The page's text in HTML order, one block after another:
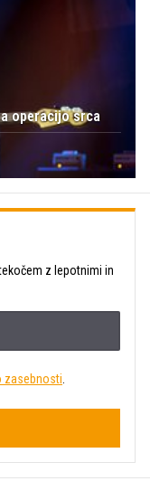
operacijo srca
z lepotnimi in
zasebnosti.